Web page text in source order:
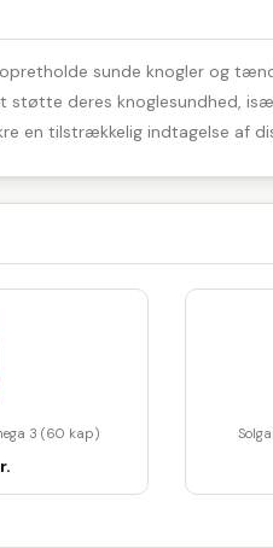
sunde knogler og
støtte deres knoglesundhed,
en tilstrækkelig indtagelse af
3 (60 kap)